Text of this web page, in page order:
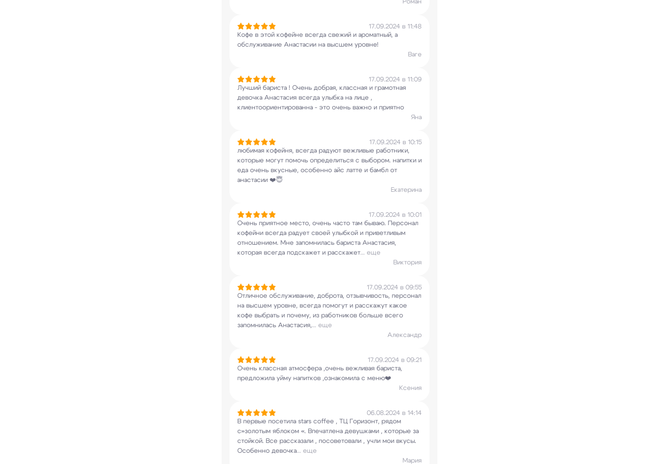
Роман
17.09.2024 в 11:48
Кофе в этой кофейне всегда свежий и ароматный, а
обслуживание Анастасии на высшем уровне!
Ваге
17.09.2024 в 11:09
Лучший бариста ! Очень добрая, классная и грамотная
девочка Анастасия всегда улыбка на лице ,
клиентоориентированна - это очень важно и приятно
Яна
17.09.2024 в 10:15
любимая кофейня, всегда радуют вежливые работники,
которые могут помочь определиться с выбором. напитки и
еда очень вкусные, особенно айс латте и бамбл от
анастасии ❤️😇
Екатерина
17.09.2024 в 10:01
Очень приятное место, очень часто там бываю. Персонал
кофейни всегда радует своей улыбкой и приветливым
отношением. Мне запомнилась бариста Анастасия,
которая всегда подскажет и расскажет... еще
Виктория
17.09.2024 в 09:55
Отличное обслуживание, доброта, отзывчивость, персонал
на высшем уровне, всегда помогут и расскажут какое
кофе выбрать и почему, из работников больше всего
запомнилась Анастасия,... еще
Александр
17.09.2024 в 09:21
Очень классная атмосфера ,очень вежливая бариста,
предложила уйму напитков ,ознакомила с меню❤️
Ксения
06.08.2024 в 14:14
В первые посетила stars coffee , ТЦ Горизонт, рядом
с»золотым яблоком «. Впечатлена девушками , которые за
стойкой. Все рассказали , посоветовали , учли мои вкусы.
Особенно девочка... еще
Мария